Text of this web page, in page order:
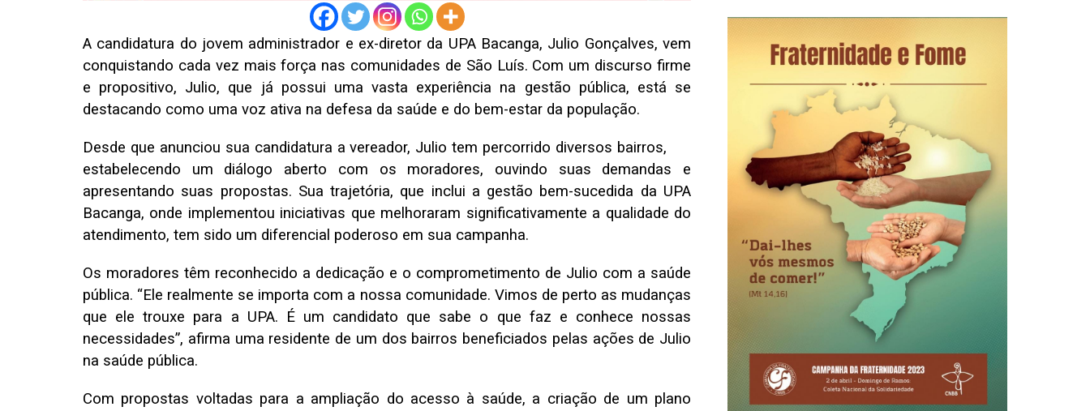
A candidatura do jovem administrador e ex-diretor da UPA Bacanga, Julio Gonçalves, vem
conquistando cada vez mais força nas comunidades de São Luís. Com um discurso firme
e propositivo, Julio, que já possui uma vasta experiência na gestão pública, está se
destacando como uma voz ativa na defesa da saúde e do bem-estar da população.
Desde que anunciou sua candidatura a vereador, Julio tem percorrido diversos bairros,
estabelecendo um diálogo aberto com os moradores, ouvindo suas demandas e
apresentando suas propostas. Sua trajetória, que inclui a gestão bem-sucedida da UPA
Bacanga, onde implementou iniciativas que melhoraram significativamente a qualidade do
atendimento, tem sido um diferencial poderoso em sua campanha.
Os moradores têm reconhecido a dedicação e o comprometimento de Julio com a saúde
pública. “Ele realmente se importa com a nossa comunidade. Vimos de perto as mudanças
que ele trouxe para a UPA. É um candidato que sabe o que faz e conhece nossas
necessidades”, afirma uma residente de um dos bairros beneficiados pelas ações de Julio
na saúde pública.
Com propostas voltadas para a ampliação do acesso à saúde, a criação de um plano